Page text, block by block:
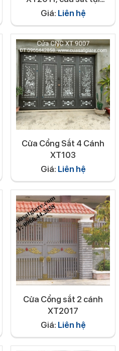
TPHCM, Bình Dương,
,
Giá: Liên hệ
Cửa Cổng Sắt 4 Cánh
XT103
Giá: Liên hệ
Cửa Cổng sắt 2 cánh
XT2017
Giá: Liên hệ